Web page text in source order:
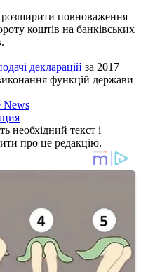
розширити повноваження
коштів на банківських
декларацій за 2017
функцій держави
News
необхідний текст і
про це редакцію.